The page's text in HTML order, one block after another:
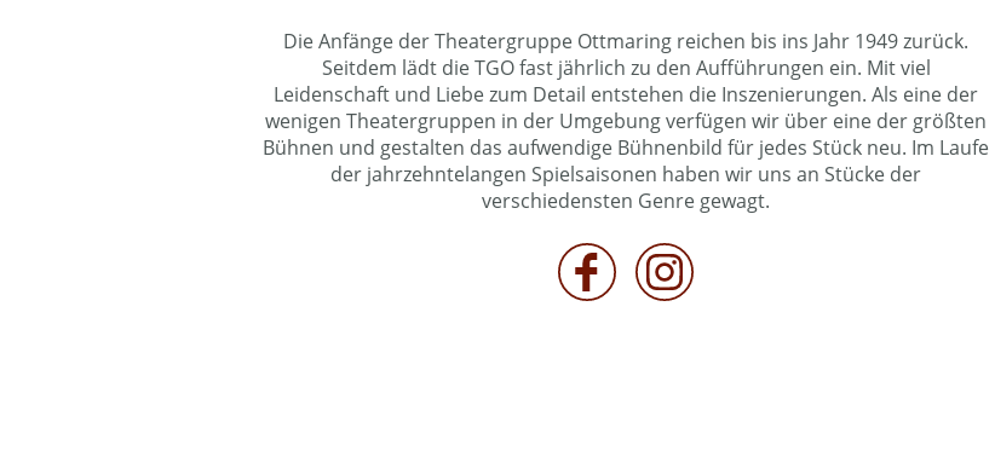
Die Anfänge der Theatergruppe Ottmaring reichen bis ins Jahr 1949 zurück.
Seitdem lädt die TGO fast jährlich zu den Aufführungen ein. Mit viel
Leidenschaft und Liebe zum Detail entstehen die Inszenierungen. Als eine der
wenigen Theatergruppen in der Umgebung verfügen wir über eine der größten
Bühnen und gestalten das aufwendige Bühnenbild für jedes Stück neu. Im Laufe
der jahrzehntelangen Spielsaisonen haben wir uns an Stücke der
verschiedensten Genre gewagt.